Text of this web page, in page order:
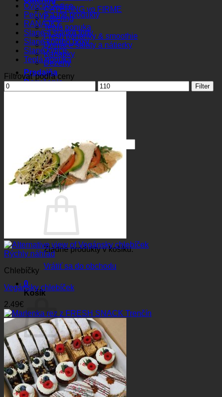
CATERING vo FIRME
Catering
Teplá ponuka
Fresh poháriky & smoothie
Domáce šaláty a nátierky
Kanapky
Dezerty
Predajňa
Doručenie
Kontakt
Košík /0.00€
Žiadne produkty v košíku.
Vrátiť sa do obchodu
0
Košík
Žiadne produkty v košíku.
Vrátiť sa do obchodu
Ovocné kytice
Pečivo a iné produkty
RAŇAJKY
Slané a sladké torty
Slané kombo boxy
Slané kytice
Teplá ponuka
Filtrovať podľa ceny
Minimálna
cena
Maximálna
cena
Filter
Rýchly náhľad
Chlebíčky
Vegánsky chlebíček
2.49€